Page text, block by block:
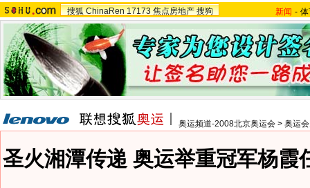
搜狐 ChinaRen 17173 焦点房地产 搜狗 新闻 -
奥运频道-2008北京奥运会 > 奥运
圣火湘潭传递 奥运举重冠军杨霞